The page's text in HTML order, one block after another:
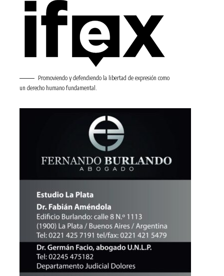
Promoviendo y defendiendo la libertad de expresión como
un derecho humano fundamental.